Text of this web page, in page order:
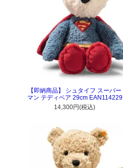
【即納商品】 シュタイフ スーパー
マン テディベア 29cm EAN114229
14,300円(税込)